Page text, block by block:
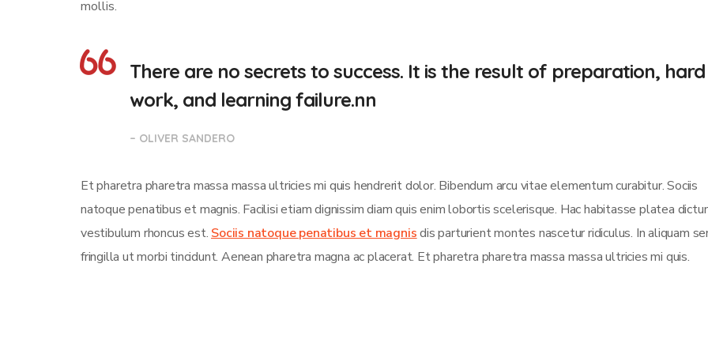
mollis.
There are no secrets to success. It is the result of preparation, hard
work, and learning failure.nn
– OLIVER SANDERO
Et pharetra pharetra massa massa ultricies mi quis hendrerit dolor. Bibendum arcu vitae elementum curabitur. Sociis
natoque penatibus et magnis. Facilisi etiam dignissim diam quis enim lobortis scelerisque. Hac habitasse platea
vestibulum rhoncus est. Sociis natoque penatibus et magnisdis parturient montes nascetur ridiculus. In aliquam
fringilla ut morbi tincidunt. Aenean pharetra magna ac placerat. Et pharetra pharetra massa massa ultricies mi quis.